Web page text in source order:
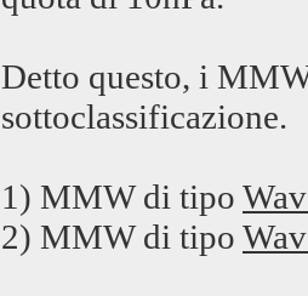
Detto questo, i
sottoclassificazione.
1) MMW di tipo
2) MMW di tipo